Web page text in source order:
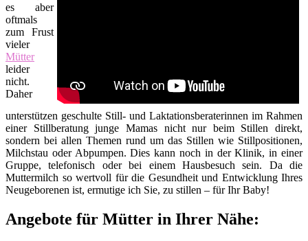
es aber
oftmals
zum Frust
vieler
Mütter
leider
nicht.
Daher
unterstützen geschulte Still- und Laktationsberaterinnen im Rahmen
einer Stillberatung junge Mamas nicht nur beim Stillen direkt,
sondern bei allen Themen rund um das Stillen wie Stillpositionen,
Milchstau oder Abpumpen. Dies kann noch in der Klinik, in einer
Gruppe, telefonisch oder bei einem Hausbesuch sein. Da die
Muttermilch so wertvoll für die Gesundheit und Entwicklung Ihres
Neugeborenen ist, ermutige ich Sie, zu stillen – für Ihr Baby!
Angebote für Mütter in Ihrer Nähe: